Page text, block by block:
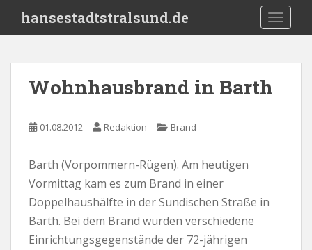
i
hansestadtstralsund.de
Wohnhausbrand in Barth
01.08.2012 Redaktion Brand
Barth (Vorpommern-Rügen). Am heutigen
Vormittag kam es zum Brand in einer
Doppelhaushälfte in der Sundischen Straße in
Barth. Bei dem Brand wurden verschiedene
Einrichtungsgegenstände der 72-jährigen